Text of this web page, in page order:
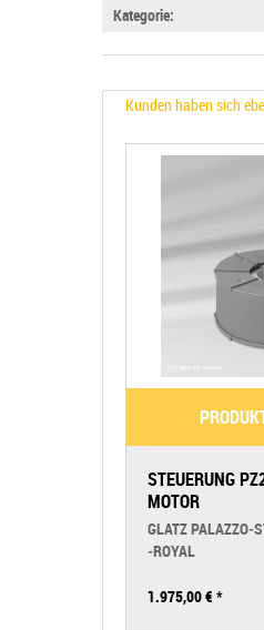
Kategorie:
Kunden haben sich
STEUERUNG
MOTOR
GLATZ
‑ROYAL
1.975,00 € *